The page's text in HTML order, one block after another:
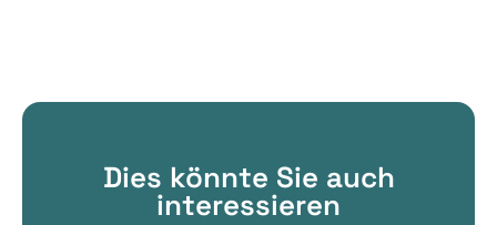
Dies könnte Sie auch
interessieren